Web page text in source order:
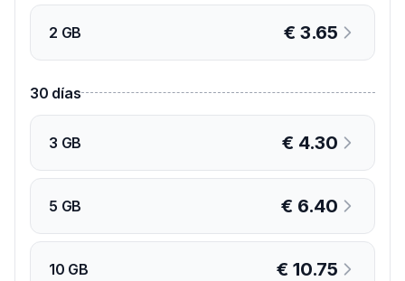
2 GB € 3.65
30 días
3 GB € 4.30
5 GB € 6.40
10 GB € 10.75